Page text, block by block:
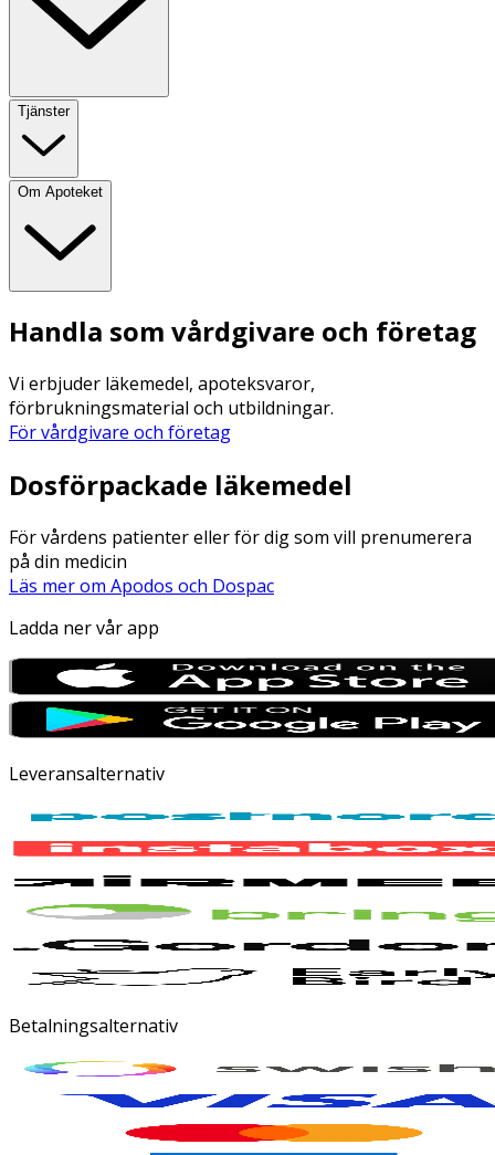
Tjänster
Om Apoteket
Handla som vårdgivare och företag
Vi erbjuder läkemedel, apoteksvaror,
förbrukningsmaterial och utbildningar.
För vårdgivare och företag
Dosförpackade läkemedel
För vårdens patienter eller för dig som vill prenumerera
på din medicin
Läs mer om Apodos och Dospac
Ladda ner vår app
Leveransalternativ
Betalningsalternativ